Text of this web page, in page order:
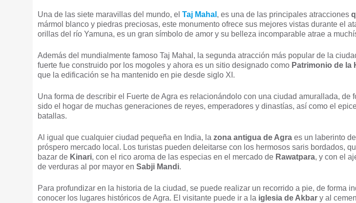
Una de las siete maravillas del mundo, elTaj Mahal , es una de las principales atracciones
mármol blanco y piedras preciosas, este monumento ofrece sus mejores vistas durante el
orillas del río Yamuna, es un gran símbolo de amor y su belleza incomparable atrae a
Además del mundialmente famoso Taj Mahal, la segunda atracción más popular de la
fuerte fue construido por los mogoles y ahora es un sitio designado como Patrimonio de la
que la edificación se ha mantenido en pie desde siglo XI.
Una forma de describir el Fuerte de Agra es relacionándolo con una ciudad amurallada, de
sido el hogar de muchas generaciones de reyes, emperadores y dinastías, así como el
batallas.
Al igual que cualquier ciudad pequeña en India, lazona antigua de Agra es un laberinto
próspero mercado local. Los turistas pueden deleitarse con los hermosos saris bordados,
bazar de Kinari, con el rico aroma de las especias en el mercado de Rawatpara, y con el
de verduras al por mayor enSabji Mandi.
Para profundizar en la historia de la ciudad, se puede realizar un recorrido a pie, de forma
conocer los lugares históricos de Agra. El visitante puede ir a la iglesia de Akbar y al